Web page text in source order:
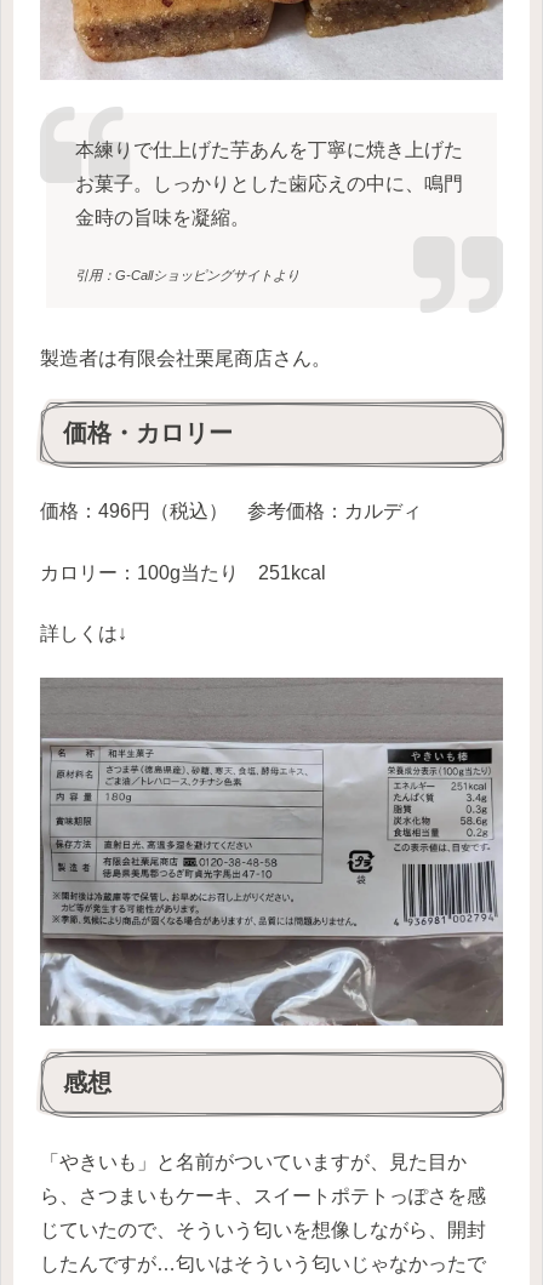
本練りで仕上げた芋あんを丁寧に焼き上げた
お菓子。しっかりとした歯応えの中に、鳴門
金時の旨味を凝縮。
引用：G-Callショッピングサイトより
製造者は有限会社栗尾商店さん。
価格・カロリー
価格：496円（税込） 参考価格：カルディ
カロリー：100g当たり 251kcal
詳しくは↓
感想
「やきいも」と名前がついていますが、見た目か
ら、さつまいもケーキ、スイートポテトっぽさを感
じていたので、そういう匂いを想像しながら、開封
したんですが…匂いはそういう匂いじゃなかったで